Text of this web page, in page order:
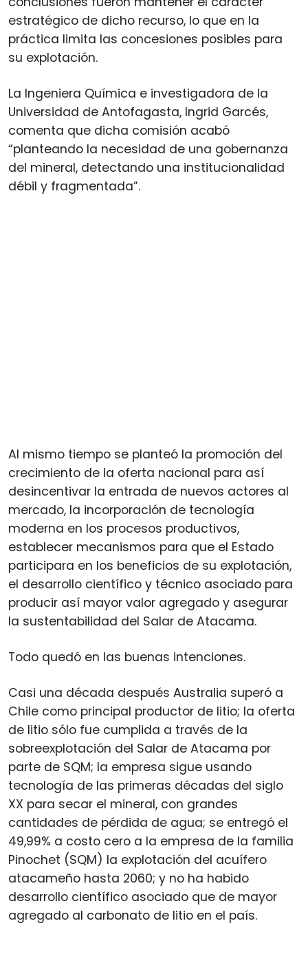
estratégico de dicho recurso, lo que en la
práctica limita las concesiones posibles para
su explotación.
La Ingeniera Química e investigadora de la
Universidad de Antofagasta, Ingrid Garcés,
comenta que dicha comisión acabó
“planteando la necesidad de una gobernanza
del mineral, detectando una institucionalidad
débil y fragmentada”.
Al mismo tiempo se planteó la promoción del
crecimiento de la oferta nacional para así
desincentivar la entrada de nuevos actores al
mercado, la incorporación de tecnología
moderna en los procesos productivos,
establecer mecanismos para que el Estado
participara en los beneficios de su explotación,
el desarrollo científico y técnico asociado para
producir así mayor valor agregado y asegurar
la sustentabilidad del Salar de Atacama.
Todo quedó en las buenas intenciones.
Casi una década después Australia superó a
Chile como principal productor de litio; la oferta
de litio sólo fue cumplida a través de la
sobreexplotación del Salar de Atacama por
parte de SQM; la empresa sigue usando
tecnología de las primeras décadas del siglo
XX para secar el mineral, con grandes
cantidades de pérdida de agua; se entregó el
49,99% a costo cero a la empresa de la familia
Pinochet (SQM) la explotación del acuífero
atacameño hasta 2060; y no ha habido
desarrollo científico asociado que de mayor
agregado al carbonato de litio en el país.